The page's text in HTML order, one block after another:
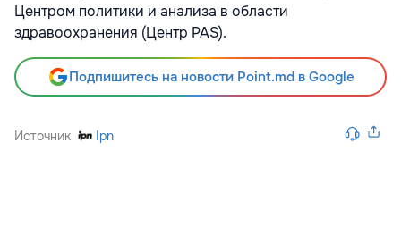
Центром политики и анализа в области
здравоохранения (Центр PAS).
Подпишитесь на новости Point.md в Google
Источник Ipn